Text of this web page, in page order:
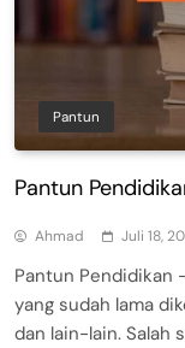
Pantun
Pantun
Ahmad Juli 18,
Pantun Pendidikan
yang sudah lama
dan lain-lain. Salah